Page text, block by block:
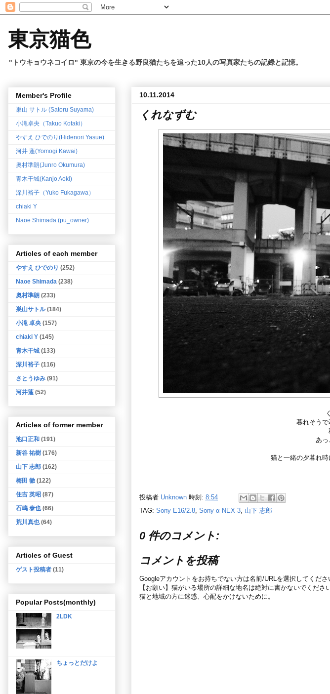
東京猫色
"トウキョウネコイロ" 東京の今を生きる野良猫たちを追った10人の写真家たちの記録と記憶。
10.11.2014
くれなずむ
暮れそう
あっ
猫と一緒の夕暮れ
投稿者 Unknown 時刻: 8:54
TAG: Sony E16/2.8, Sony α NEX-3, 山下 志郎
0 件のコメント:
コメントを投稿
Googleアカウントをお持ちでない方は名前/URLを選択してくださ
【お願い】猫がいる場所の詳細な地名は絶対に書かないでください
猫と地域の方に迷惑、心配をかけないために。
Member's Profile
巣山 サトル (Satoru Suyama)
小滝卓央（Takuo Kotaki）
やすえ ひでのり(Hidenori Yasue)
河井 蓬(Yomogi Kawai)
奥村準朗(Junro Okumura)
青木干城(Kanjo Aoki)
深川裕子（Yuko Fukagawa）
chiaki Y
Naoe Shimada (pu_owner)
Articles of each member
やすえ ひでのり (252)
Naoe Shimada (238)
奥村準朗 (233)
巣山サトル (184)
小滝 卓央 (157)
chiaki Y (145)
青木干城 (133)
深川裕子 (116)
さとうゆみ (91)
河井蓬 (52)
Articles of former member
池口正和 (191)
新谷 祐樹 (176)
山下 志郎 (162)
梅田 徹 (122)
住吉 英昭 (87)
石嶋 泰也 (66)
荒川真也 (64)
Articles of Guest
ゲスト投稿者 (11)
Popular Posts(monthly)
2LDK
ちょっとだけよ